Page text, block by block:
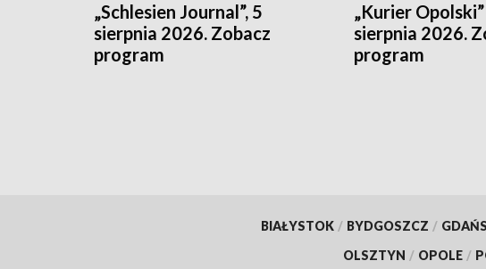
„Schlesien Journal”, 5
sierpnia 2026. Zobacz
program
„Kurier
sierpnia 2026.
program
BIAŁYSTOK / BYDGOSZCZ /
OLSZTYN / OPOLE /